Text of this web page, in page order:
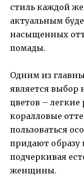
стиль каждой
актуальным
насыщенных
помады.
Одним из
является
цветов –
коралловые
пользоваться
придают образу
подчеркивая
женщины.